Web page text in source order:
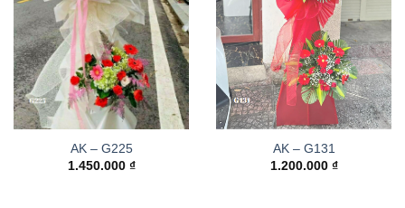
AK – G225
1.450.000 ₫
AK – G131
1.200.000 ₫